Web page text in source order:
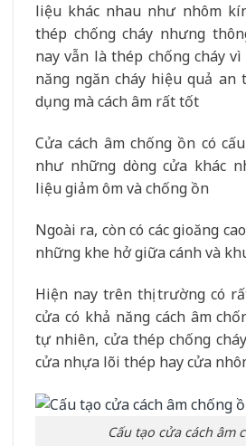
liệu khác nhau như nhôm
thép chống cháy nhưng
nay vẫn là thép chống cháy
năng ngăn cháy hiệu quả an
dụng mà cách âm rất tốt
Cửa cách âm chống ồn có
như những dòng cửa khác
liệu giảm ôm và chống ồn
Ngoài ra, còn có các gioăng
những khe hở giữa cánh và
Hiện nay trên thị trường có
cửa có khả năng cách âm
tự nhiên, cửa thép chống
cửa nhựa lõi thép hay cửa
Cấu tạo cửa cách âm